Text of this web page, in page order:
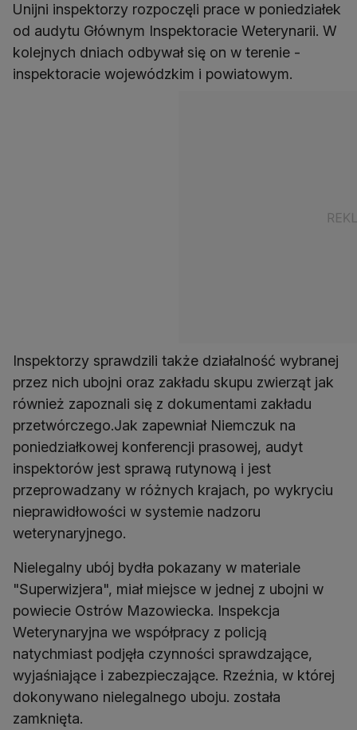
Unijni inspektorzy rozpoczęli prace w poniedziałek
od audytu Głównym Inspektoracie Weterynarii. W
kolejnych dniach odbywał się on w terenie -
inspektoracie wojewódzkim i powiatowym.
Inspektorzy sprawdzili także działalność wybranej
przez nich ubojni oraz zakładu skupu zwierząt jak
również zapoznali się z dokumentami zakładu
przetwórczego.Jak zapewniał Niemczuk na
poniedziałkowej konferencji prasowej, audyt
inspektorów jest sprawą rutynową i jest
przeprowadzany w różnych krajach, po wykryciu
nieprawidłowości w systemie nadzoru
weterynaryjnego.
Nielegalny ubój bydła pokazany w materiale
"Superwizjera", miał miejsce w jednej z ubojni w
powiecie Ostrów Mazowiecka. Inspekcja
Weterynaryjna we współpracy z policją
natychmiast podjęła czynności sprawdzające,
wyjaśniające i zabezpieczające. Rzeźnia, w której
dokonywano nielegalnego uboju. została
zamknięta.